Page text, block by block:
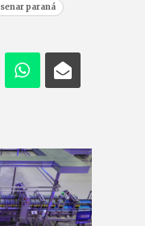
senar paraná